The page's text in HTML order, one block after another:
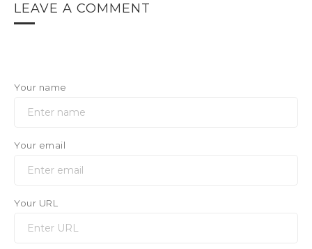
LEAVE A COMMENT
Your name
Your email
Your URL